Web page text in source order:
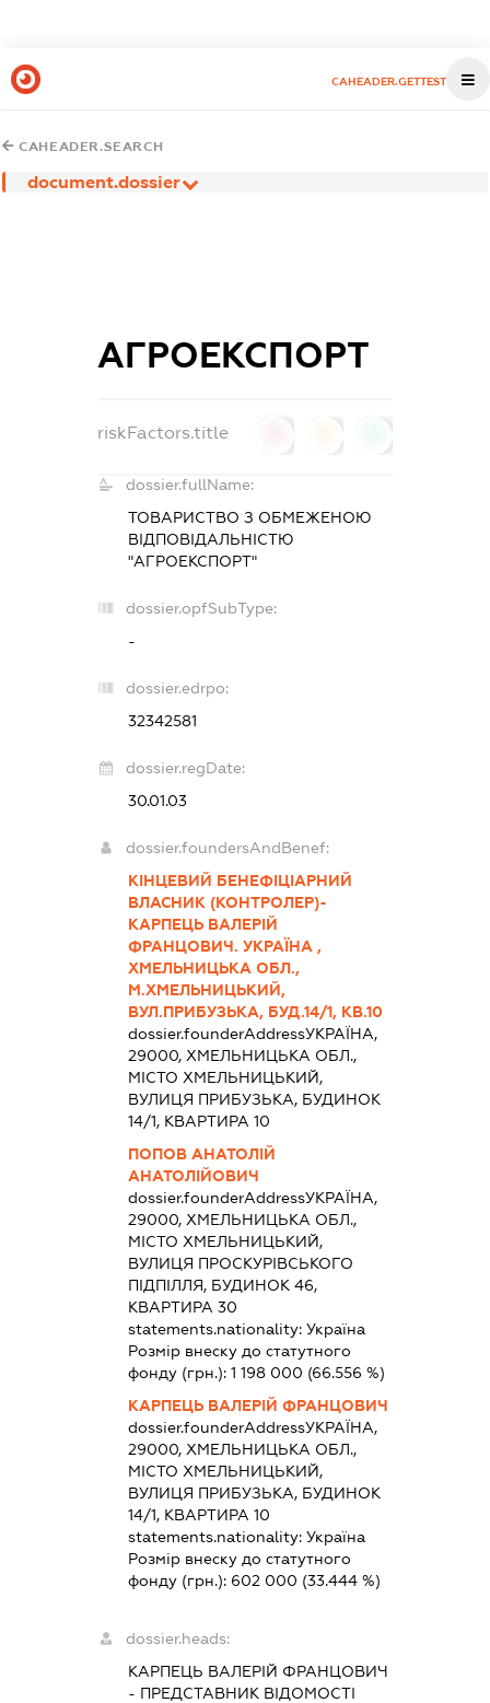
CAHEADER.GETTEST
CAHEADER.SEARCH
document.dossier
АГРОЕКСПОРТ
riskFactors.title
dossier.fullName:
ТОВАРИСТВО З ОБМЕЖЕНОЮ
ВІДПОВІДАЛЬНІСТЮ
"АГРОЕКСПОРТ"
dossier.opfSubType:
-
dossier.edrpo:
32342581
dossier.regDate:
30.01.03
dossier.foundersAndBenef:
КІНЦЕВИЙ БЕНЕФІЦІАРНИЙ
ВЛАСНИК (КОНТРОЛЕР)-
КАРПЕЦЬ ВАЛЕРІЙ
ФРАНЦОВИЧ. УКРАЇНА ,
ХМЕЛЬНИЦЬКА ОБЛ.,
М.ХМЕЛЬНИЦЬКИЙ,
ВУЛ.ПРИБУЗЬКА, БУД.14/1, КВ.10
dossier.founderAddressУКРАЇНА,
29000, ХМЕЛЬНИЦЬКА ОБЛ.,
МІСТО ХМЕЛЬНИЦЬКИЙ,
ВУЛИЦЯ ПРИБУЗЬКА, БУДИНОК
14/1, КВАРТИРА 10
ПОПОВ АНАТОЛІЙ
АНАТОЛІЙОВИЧ
dossier.founderAddressУКРАЇНА,
29000, ХМЕЛЬНИЦЬКА ОБЛ.,
МІСТО ХМЕЛЬНИЦЬКИЙ,
ВУЛИЦЯ ПРОСКУРІВСЬКОГО
ПІДПІЛЛЯ, БУДИНОК 46,
КВАРТИРА 30
statements.nationality:Україна
Розмір внеску до статутного
фонду (грн.):1 198 000 (66.556 %)
КАРПЕЦЬ ВАЛЕРІЙ ФРАНЦОВИЧ
dossier.founderAddressУКРАЇНА,
29000, ХМЕЛЬНИЦЬКА ОБЛ.,
МІСТО ХМЕЛЬНИЦЬКИЙ,
ВУЛИЦЯ ПРИБУЗЬКА, БУДИНОК
14/1, КВАРТИРА 10
statements.nationality:Україна
Розмір внеску до статутного
фонду (грн.): 602 000 (33.444 %)
dossier.heads:
КАРПЕЦЬ ВАЛЕРІЙ ФРАНЦОВИЧ
- ПРЕДСТАВНИК ВІДОМОСТІ